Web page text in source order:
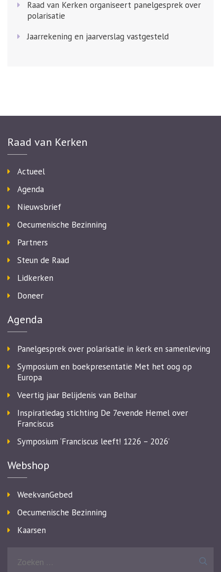
Raad van Kerken organiseert panelgesprek over
polarisatie
Jaarrekening en jaarverslag vastgesteld
Raad van Kerken
Actueel
Agenda
Nieuwsbrief
Oecumenische Bezinning
Partners
Steun de Raad
Lidkerken
Doneer
Agenda
Panelgesprek over polarisatie in kerk en samenleving
Symposium en boekpresentatie Met het oog op
Europa
Veertig jaar Belijdenis van Belhar
Inspiratiedag stichting De 7evende Hemel over
Franciscus
Symposium ‘Franciscus leeft! 1226 – 2026’
Webshop
WeekvanGebed
Oecumenische Bezinning
Kaarsen